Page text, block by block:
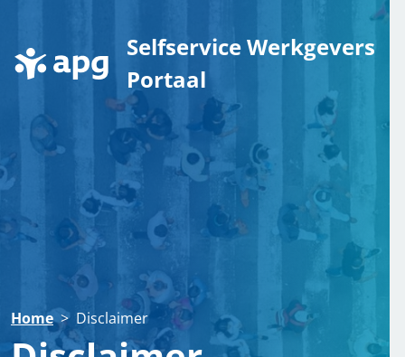
Selfservice Werkgevers
Portaal
Home > Disclaimer